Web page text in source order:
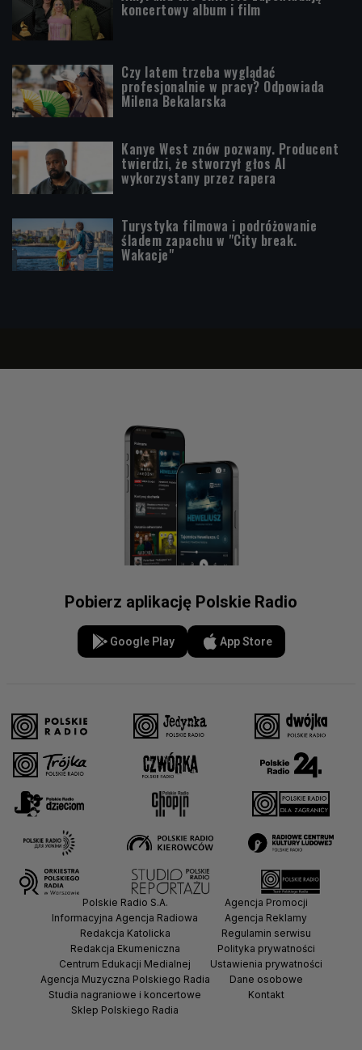
koncertowy album i film
Czy latem trzeba wyglądać
profesjonalnie w pracy? Odpowiada
Milena Bekalarska
Kanye West znów pozwany. Producent
twierdzi, że stworzył głos AI
wykorzystany przez rapera
Turystyka filmowa i podróżowanie
śladem zapachu w "City break.
Wakacje"
Pobierz aplikację Polskie Radio
Google Play App Store
Polskie Radio S.A.
Informacyjna Agencja Radiowa
Redakcja Katolicka
Redakcja Ekumeniczna
Centrum Edukacji Medialnej
Agencja Muzyczna Polskiego Radia
Studia nagraniowe i koncertowe
Sklep Polskiego Radia
Agencja Promocji
Agencja Reklamy
Regulamin serwisu
Polityka prywatności
Ustawienia prywatności
Dane osobowe
Kontakt